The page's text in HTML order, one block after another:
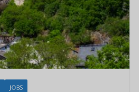
JOBS